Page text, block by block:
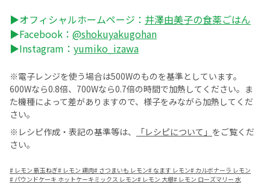
▶オフィシャルホームページ： 井澤由美子の食薬ごはん
▶Facebook： @shokuyakugohan
▶Instagram： yumiko_izawa
※電子レンジを使う場合は500Wのものを基準としています。
600Wなら0.8倍、700Wなら0.7倍の時間で加熱してください。ま
た機種によって差がありますので、様子をみながら加熱してくだ
さい。
※レシピ作成・表記の基準等は、
「レシピについて」 をご覧くだ
さい。
# レモン 新玉ねぎ# レモン 鶏肉# さつまいも レモン# なます レモン# カルボナーラ レモン
#パウンドケーキ ホットケーキミックス レモン# レモン 大根# レモン ローズマリー 水